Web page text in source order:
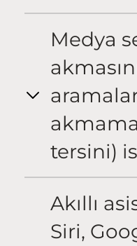
Medya
tersini)
Akıllı
Siri,